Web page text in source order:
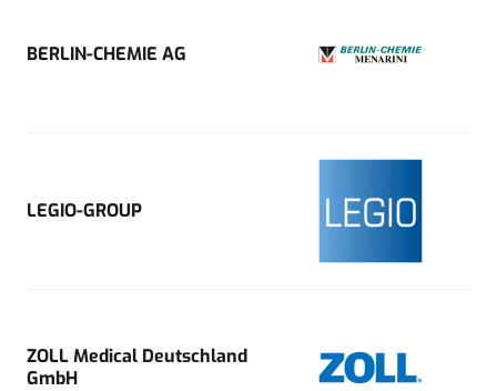
BERLIN-CHEMIE AG
LEGIO-GROUP
ZOLL Medical Deutschland
GmbH